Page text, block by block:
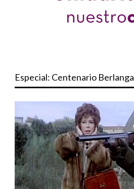
Especial: Centenario Berlanga